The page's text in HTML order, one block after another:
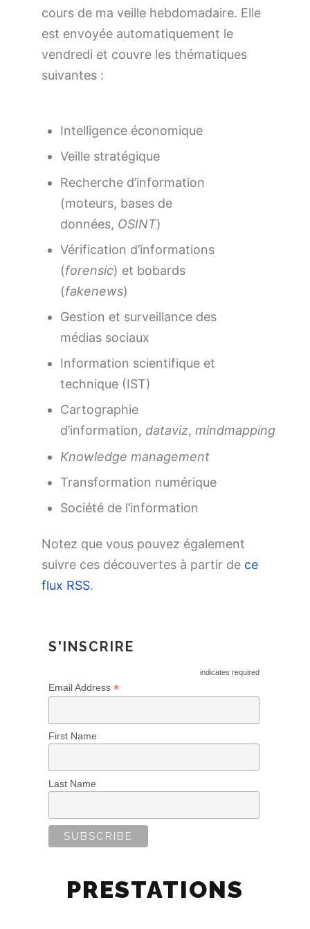
cours de ma veille hebdomadaire. Elle
est envoyée automatiquement le
vendredi et couvre les thématiques
suivantes :
Intelligence économique
Veille stratégique
Recherche d’information
(moteurs, bases de
données, OSINT)
Vérification d’informations
(forensic) et bobards
(fakenews)
Gestion et surveillance des
médias sociaux
Information scientifique et
technique (IST)
Cartographie
d’information, dataviz, mindmapping
Knowledge management
Transformation numérique
Société de l’information
Notez que vous pouvez également
suivre ces découvertes à partir de ce
flux RSS.
S'INSCRIRE
indicates required
Email Address *
First Name
Last Name
PRESTATIONS